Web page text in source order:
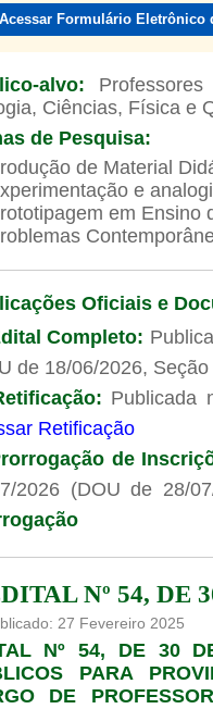
Acessar Formulário
alvo:
Ciências, Física e
de Pesquisa:
de Material
e
em Ensino
Oficiais e
Completo:
de 18/06/2026,
Publicada
Retificação
de
2026 (DOU de 28/
Nº 54, DE
27 Fevereiro 2025
Nº 54, DE 30
PARA
DE